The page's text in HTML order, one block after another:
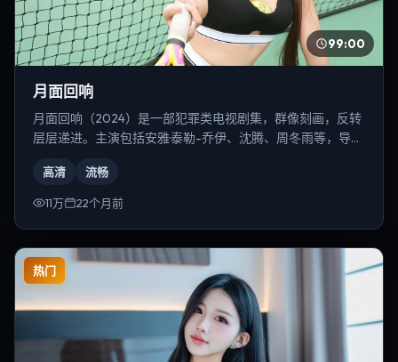
99:00
月面回响
月面回响（2024）是一部犯罪类电视剧集，群像刻画，反转
层层递进。主演包括安雅·泰勒-乔伊、沈腾、周冬雨等，导演
高清 流畅
11万 22个月前
热门